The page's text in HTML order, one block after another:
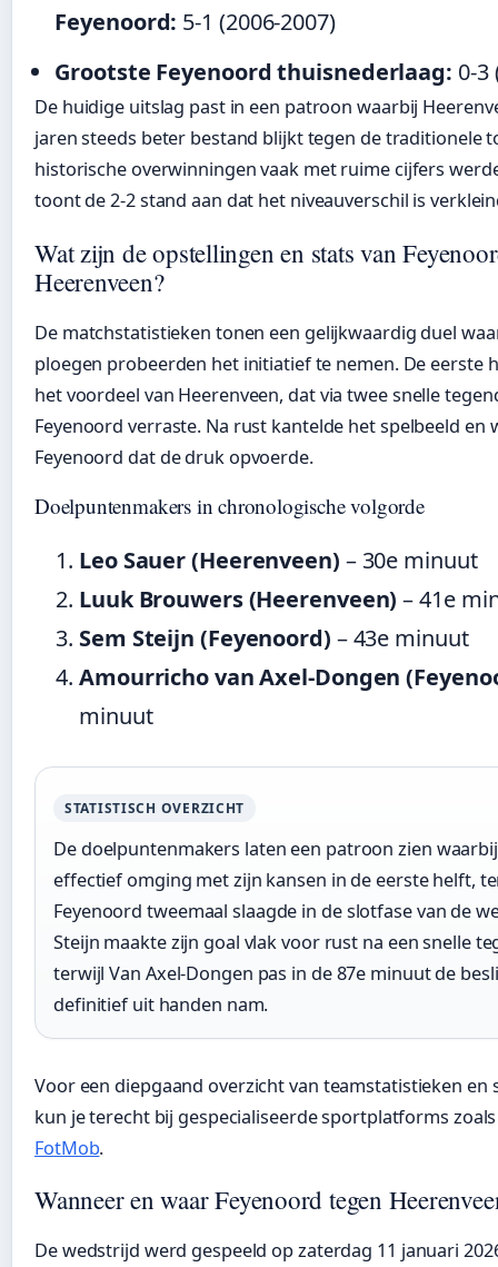
Feyenoord: 5-1 (2006-2007)
Grootste Feyenoord thuisnederlaag: 0-3
De huidige uitslag past in een patroon waarbij
jaren steeds beter bestand blijkt tegen de traditionele
historische overwinningen vaak met ruime cijfers
toont de 2-2 stand aan dat het niveauverschil is
Wat zijn de opstellingen en stats van
Heerenveen?
De matchstatistieken tonen een gelijkwaardig duel
ploegen probeerden het initiatief te nemen. De eerste
het voordeel van Heerenveen, dat via twee snelle
Feyenoord verraste. Na rust kantelde het spelbeeld en
Feyenoord dat de druk opvoerde.
Doelpuntenmakers in chronologische volgorde
Leo Sauer (Heerenveen) – 30e minuut
Luuk Brouwers (Heerenveen) – 41e
Sem Steijn (Feyenoord) – 43e minuut
Amourricho van Axel-Dongen
minuut
STATISTISCH OVERZICHT
De doelpuntenmakers laten een patroon zien
effectief omging met zijn kansen in de eerste helft,
Feyenoord tweemaal slaagde in de slotfase van de
Steijn maakte zijn goal vlak voor rust na een snelle
terwijl Van Axel-Dongen pas in de 87e minuut de
definitief uit handen nam.
Voor een diepgaand overzicht van teamstatistieken en
kun je terecht bij gespecialiseerde sportplatforms
FotMob.
Wanneer en waar Feyenoord tegen
De wedstrijd werd gespeeld op zaterdag 11 januari